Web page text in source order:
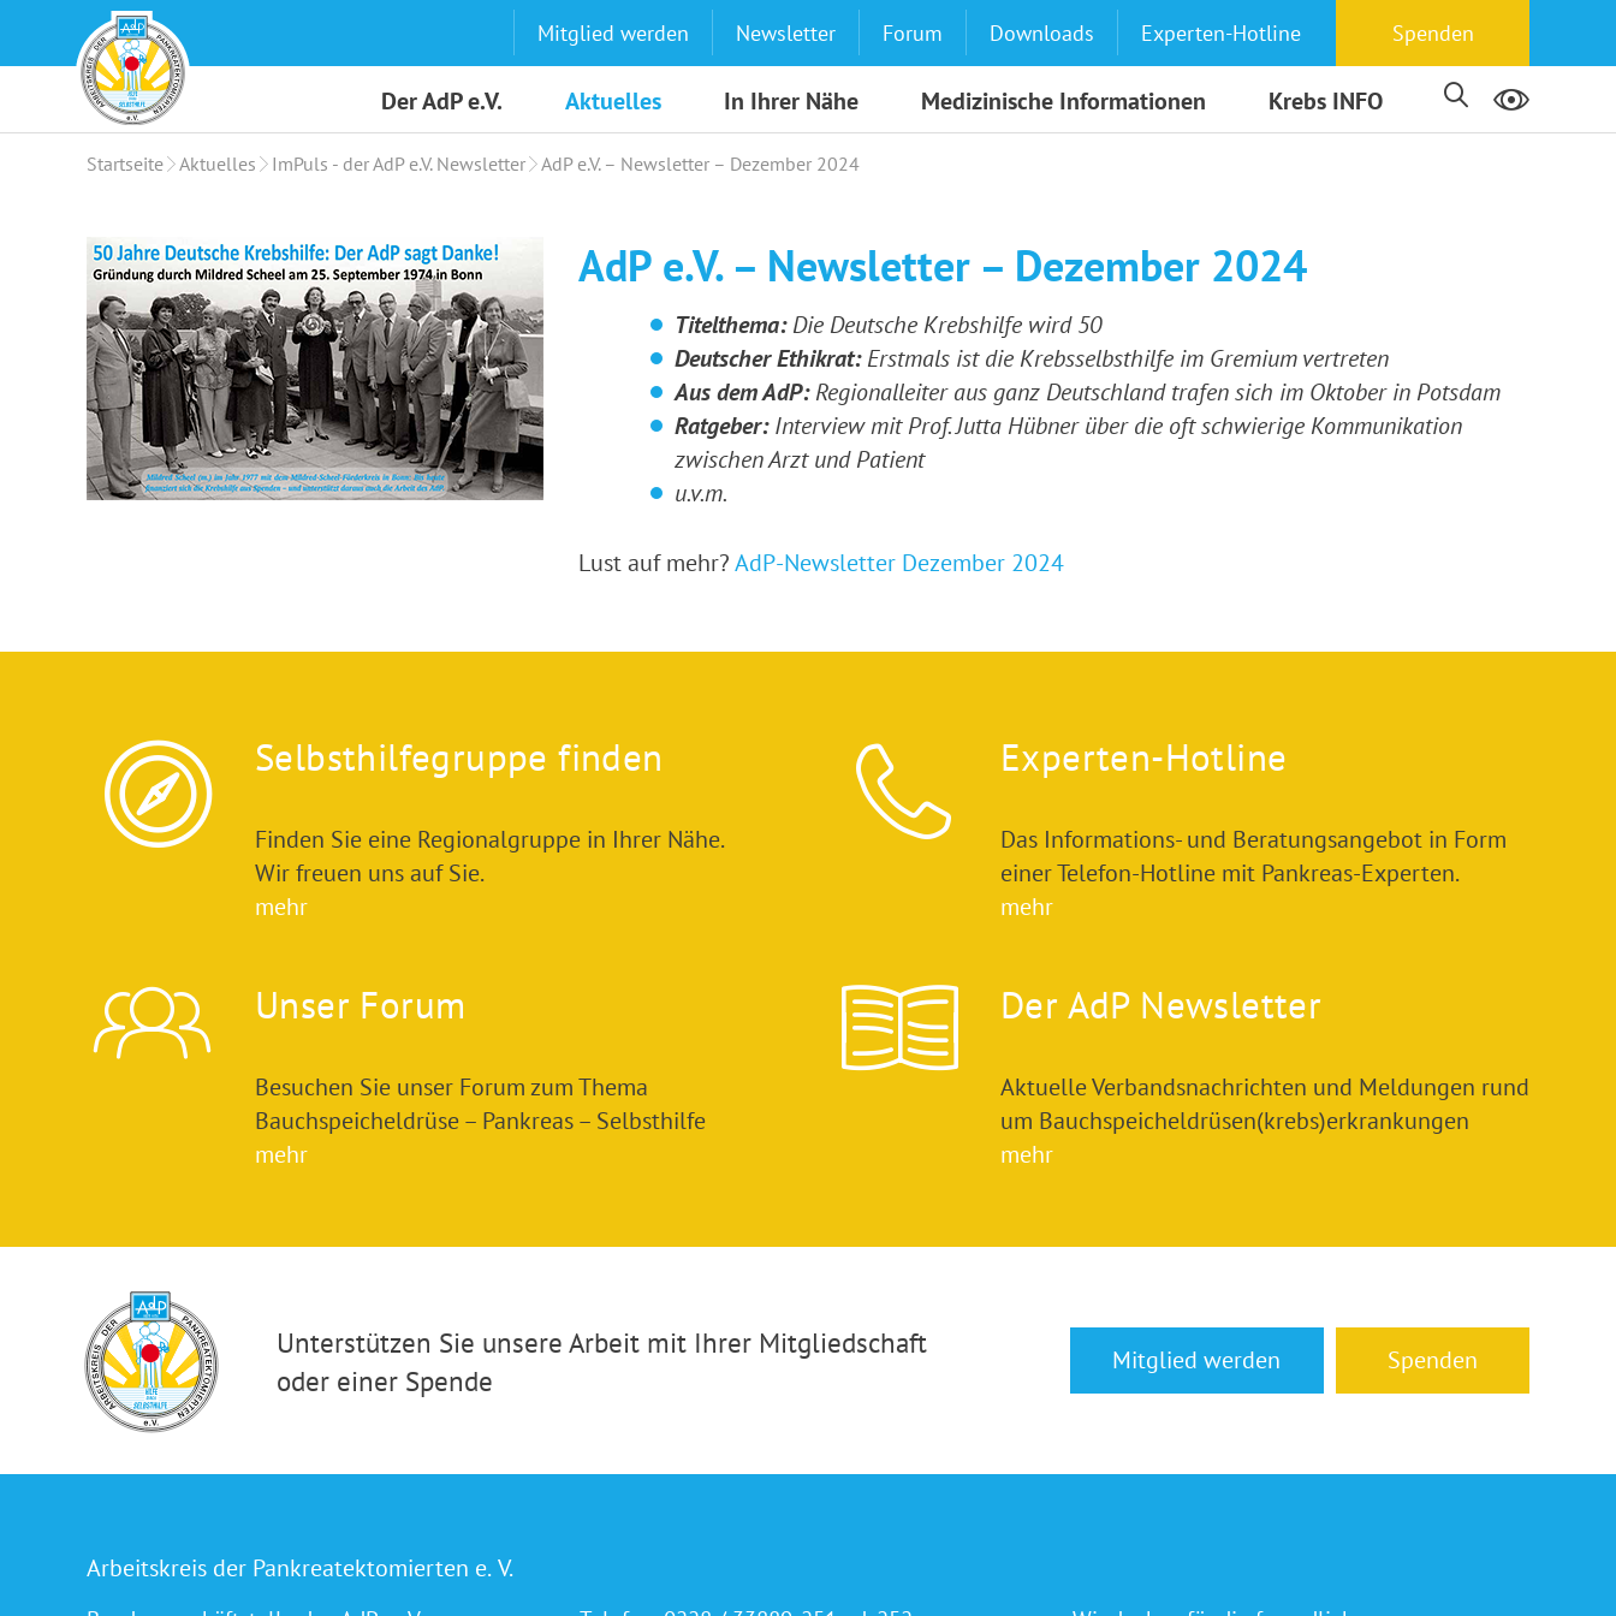
Mitglied werden Newsletter Forum Downloads Experten-Hotline Spenden
Der AdP e.V. Aktuelles In Ihrer Nähe Medizinische Informationen Krebs INFO
Startseite Aktuelles ImPuls - der AdP e.V. Newsletter AdP e.V. – Newsletter – Dezember 2024
AdP e.V. – Newsletter – Dezember 2024
Titelthema:Die Deutsche Krebshilfe wird 50
Deutscher Ethikrat:Erstmals ist die Krebsselbsthilfe im Gremium vertreten
Aus dem AdP:Regionalleiter aus ganz Deutschland trafen sich im Oktober in Potsdam
Ratgeber:Interview mit Prof. Jutta Hübner über die oft schwierige Kommunikation
zwischen Arzt und Patient
u.v.m.
Lust auf mehr?AdP-Newsletter Dezember 2024
Selbsthilfegruppe finden
Finden Sie eine Regionalgruppe in Ihrer Nähe.
Wir freuen uns auf Sie.
mehr
Experten-Hotline
Das Informations- und Beratungsangebot in Form
einer Telefon-Hotline mit Pankreas-Experten.
mehr
Unser Forum
Besuchen Sie unser Forum zum Thema
Bauchspeicheldrüse – Pankreas – Selbsthilfe
mehr
Der AdP Newsletter
Aktuelle Verbandsnachrichten und Meldungen rund
um Bauchspeicheldrüsen(krebs)erkrankungen
mehr
Unterstützen Sie unsere Arbeit mit Ihrer Mitgliedschaft
oder einer Spende
Mitglied werden Spenden
Arbeitskreis der Pankreatektomierten e. V.